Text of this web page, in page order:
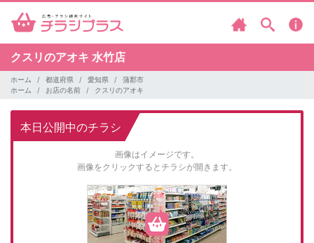
クスリのアオキ 水竹店
ホーム 都道府県 愛知県
蒲郡市
ホーム
お店の名前 クスリのアオキ
本日公開中のチラシ
画像はイメージです。
画像をクリックするとチラシが開きます。